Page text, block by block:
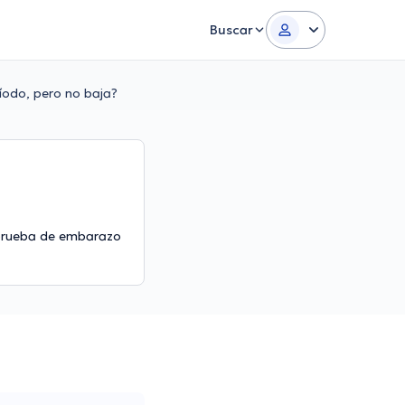
Buscar
pero no baja?
de embarazo